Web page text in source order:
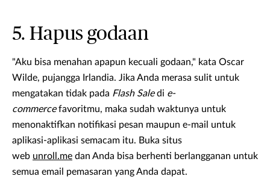
5. Hapus godaan
"Aku bisa menahan apapun kecuali godaan," kata Oscar
Wilde, pujangga Irlandia. Jika Anda merasa sulit untuk
mengatakan tidak pada Flash Saledi e-
commercefavoritmu, maka sudah waktunya untuk
menonaktifkan notifikasi pesan maupun e-mail untuk
aplikasi-aplikasi semacam itu. Buka situs
web unroll.me dan Anda bisa berhenti berlangganan untuk
semua email pemasaran yang Anda dapat.